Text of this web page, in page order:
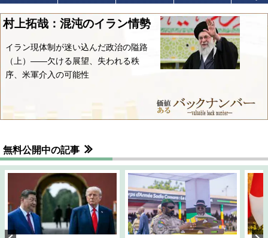
村上拓哉：混沌のイラン情勢
イラン現体制が迷い込んだ政治の隘路
（上）――欠ける展望、失われる秩
序、米軍介入の可能性
無料公開中の記事